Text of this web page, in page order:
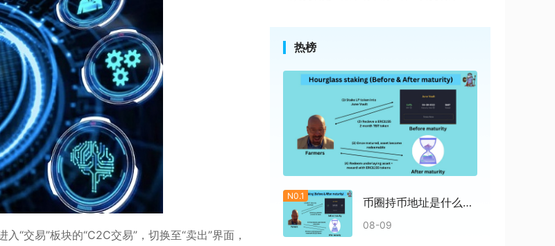
“交易”板块的“C2C交易”，切换至“卖出”界面，
热榜
N0.1 币圈持币地址是什么意思
08-09